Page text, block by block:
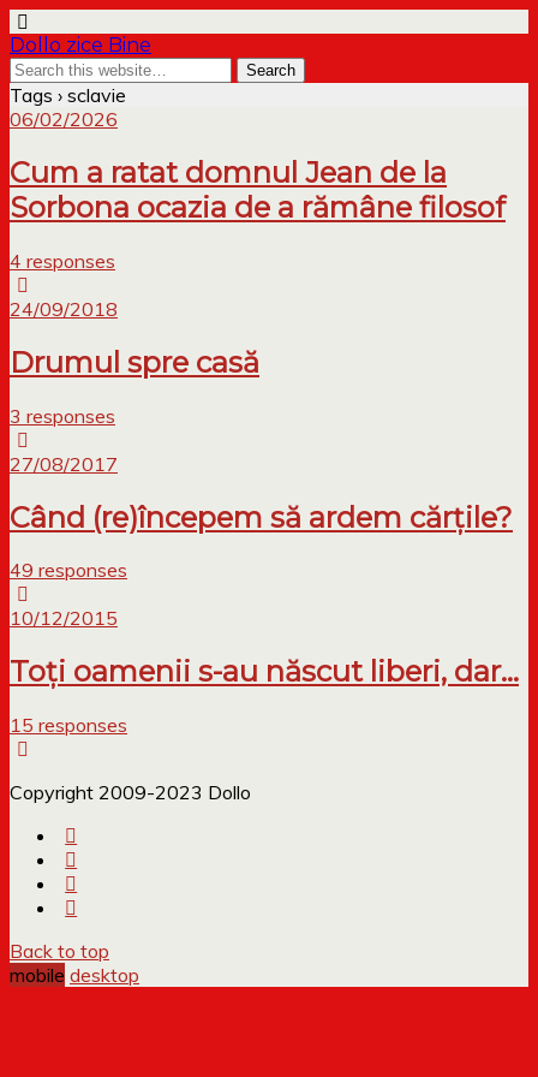
Dollo zice Bine
Tags › sclavie
06/02/2026
Cum a ratat domnul Jean de la
Sorbona ocazia de a rămâne filosof
4 responses
24/09/2018
Drumul spre casă
3 responses
27/08/2017
Când (re)începem să ardem cărțile?
49 responses
10/12/2015
Toți oamenii s-au născut liberi, dar…
15 responses
Copyright 2009-2023 Dollo
Back to top
mobile desktop